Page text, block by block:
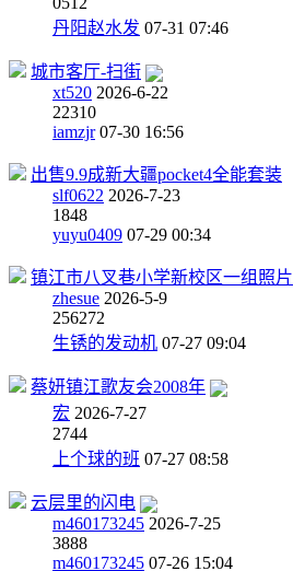
丹阳赵水发 07-31 07:46
城市客厅-扫街
xt520 2026-6-22
22310
iamzjr 07-30 16:56
出售9.9成新大疆pocket4全能套装
slf0622 2026-7-23
1848
yuyu0409 07-29 00:34
镇江市八叉巷小学新校区一组照片
zhesue 2026-5-9
256272
生锈的发动机 07-27 09:04
蔡妍镇江歌友会2008年
宏 2026-7-27
2744
上个球的班 07-27 08:58
云层里的闪电
m460173245 2026-7-25
3888
m460173245 07-26 15:04